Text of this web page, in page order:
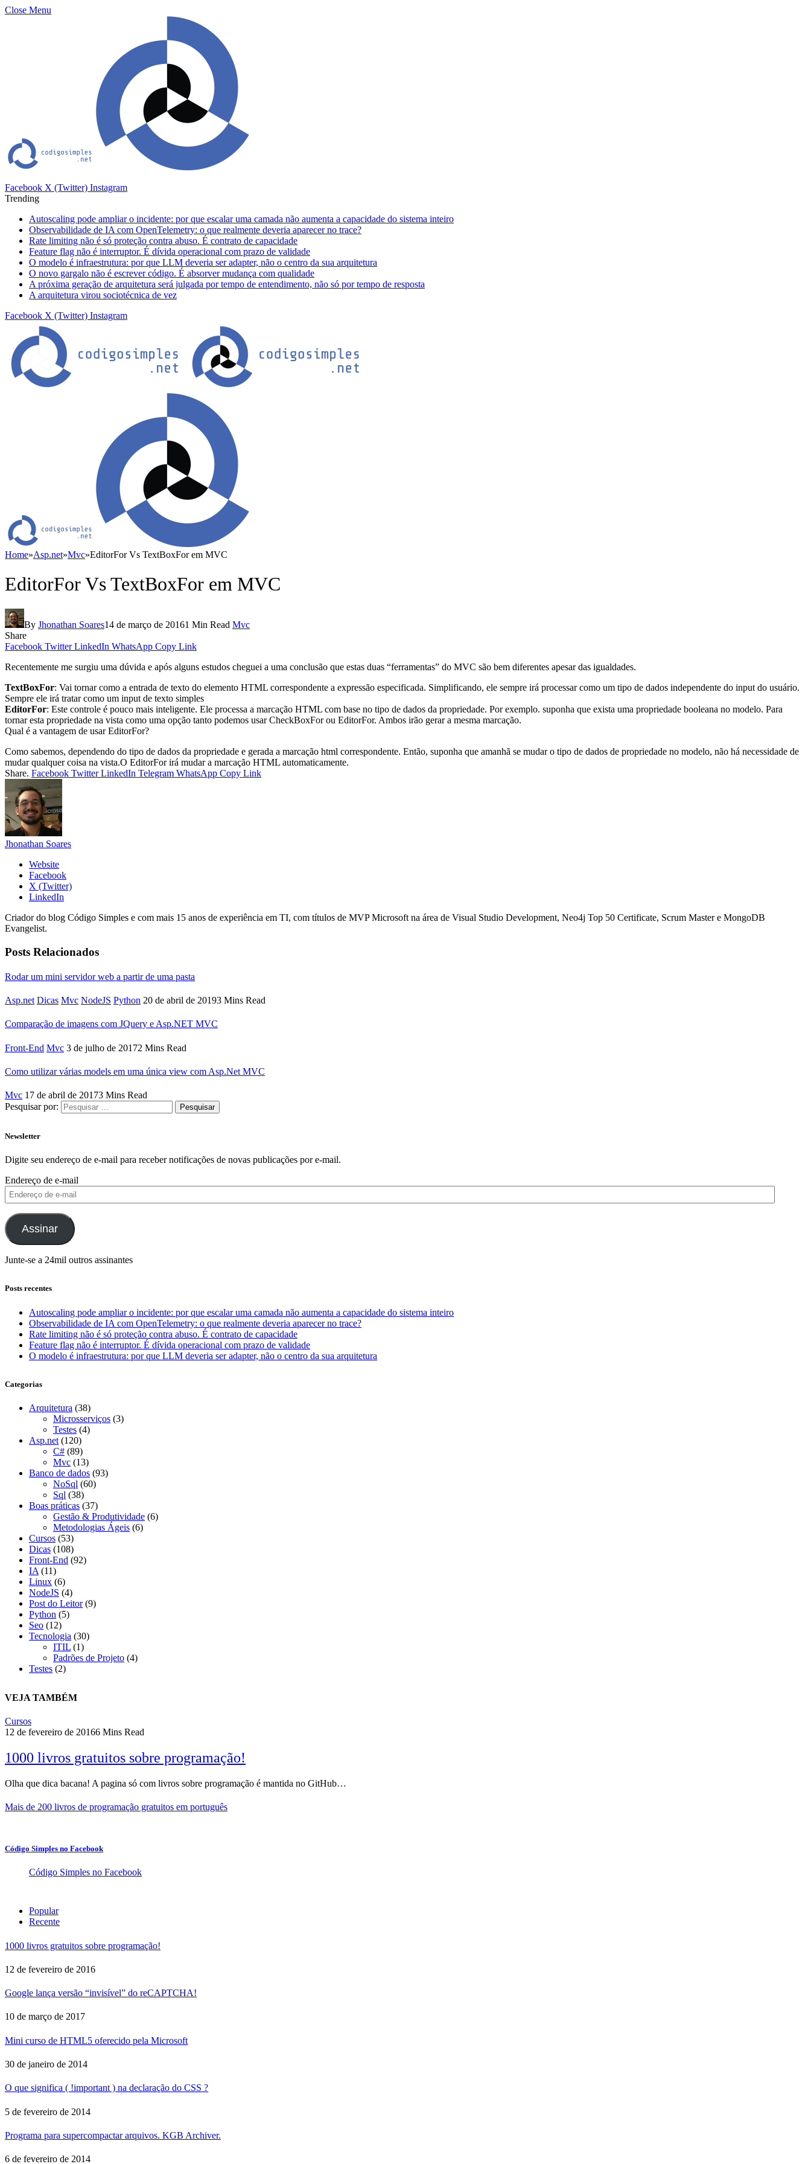
Close Menu
Facebook X (Twitter) Instagram
Trending
Autoscaling pode ampliar o incidente: por que escalar uma camada não aumenta a capacidade do sistema inteiro
Observabilidade de IA com OpenTelemetry: o que realmente deveria aparecer no trace?
Rate limiting não é só proteção contra abuso. É contrato de capacidade
Feature flag não é interruptor. É dívida operacional com prazo de validade
O modelo é infraestrutura: por que LLM deveria ser adapter, não o centro da sua arquitetura
O novo gargalo não é escrever código. É absorver mudança com qualidade
A próxima geração de arquitetura será julgada por tempo de entendimento, não só por tempo de resposta
A arquitetura virou sociotécnica de vez
Facebook X (Twitter) Instagram
Home»Asp.net»Mvc»EditorFor Vs TextBoxFor em MVC
EditorFor Vs TextBoxFor em MVC
By Jhonathan Soares14 de março de 20161 Min Read Mvc
Share
Facebook Twitter LinkedIn WhatsApp Copy Link
Recentemente me surgiu uma dúvida e após alguns estudos cheguei a uma conclusão que estas duas “ferramentas” do MVC são bem diferentes apesar das igualdades.
TextBoxFor: Vai tornar como a entrada de texto do elemento HTML correspondente a expressão especificada. Simplificando, ele sempre irá processar como um tipo de dados independente do input do usuário.
Sempre ele irá tratar como um input de texto simples
EditorFor: Este controle é pouco mais inteligente. Ele processa a marcação HTML com base no tipo de dados da propriedade. Por exemplo. suponha que exista uma propriedade booleana no modelo. Para
tornar esta propriedade na vista como uma opção tanto podemos usar CheckBoxFor ou EditorFor. Ambos irão gerar a mesma marcação.
Qual é a vantagem de usar EditorFor?
Como sabemos, dependendo do tipo de dados da propriedade e gerada a marcação html correspondente. Então, suponha que amanhã se mudar o tipo de dados de propriedade no modelo, não há necessidade de
mudar qualquer coisa na vista.O EditorFor irá mudar a marcação HTML automaticamente.
Share. Facebook Twitter LinkedIn Telegram WhatsApp Copy Link
Jhonathan Soares
Website
Facebook
X (Twitter)
LinkedIn
Criador do blog Código Simples e com mais 15 anos de experiência em TI, com títulos de MVP Microsoft na área de Visual Studio Development, Neo4j Top 50 Certificate, Scrum Master e MongoDB
Evangelist.
Posts Relacionados
Rodar um mini servidor web a partir de uma pasta
Asp.net Dicas Mvc NodeJS Python 20 de abril de 20193 Mins Read
Comparação de imagens com JQuery e Asp.NET MVC
Front-End Mvc 3 de julho de 20172 Mins Read
Como utilizar várias models em uma única view com Asp.Net MVC
Mvc 17 de abril de 20173 Mins Read
Pesquisar por:
Newsletter
Digite seu endereço de e-mail para receber notificações de novas publicações por e-mail.
Endereço de e-mail
Assinar
Junte-se a 24mil outros assinantes
Posts recentes
Autoscaling pode ampliar o incidente: por que escalar uma camada não aumenta a capacidade do sistema inteiro
Observabilidade de IA com OpenTelemetry: o que realmente deveria aparecer no trace?
Rate limiting não é só proteção contra abuso. É contrato de capacidade
Feature flag não é interruptor. É dívida operacional com prazo de validade
O modelo é infraestrutura: por que LLM deveria ser adapter, não o centro da sua arquitetura
Categorias
Arquitetura (38)
Microsserviços (3)
Testes (4)
Asp.net (120)
C# (89)
Mvc (13)
Banco de dados (93)
NoSql (60)
Sql (38)
Boas práticas (37)
Gestão & Produtividade (6)
Metodologias Ágeis (6)
Cursos (53)
Dicas (108)
Front-End (92)
IA (11)
Linux (6)
NodeJS (4)
Post do Leitor(9)
Python (5)
Seo (12)
Tecnologia (30)
ITIL (1)
Padrões de Projeto (4)
Testes (2)
VEJA TAMBÉM
Cursos
12 de fevereiro de 20166 Mins Read
1000 livros gratuitos sobre programação!
Olha que dica bacana! A pagina só com livros sobre programação é mantida no GitHub…
Mais de 200 livros de programação gratuitos em português
Código Simples no Facebook
Código Simples no Facebook
Popular
Recente
1000 livros gratuitos sobre programação!
12 de fevereiro de 2016
Google lança versão “invisível” do reCAPTCHA!
10 de março de 2017
Mini curso de HTML5 oferecido pela Microsoft
30 de janeiro de 2014
O que significa ( !important ) na declaração do CSS ?
5 de fevereiro de 2014
Programa para supercompactar arquivos. KGB Archiver.
6 de fevereiro de 2014